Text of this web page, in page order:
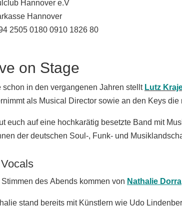
Hannover e.V
Hannover
2505 0180 0910 1826 80
on Stage
schon in den vergangenen Jahren stellt Lutz
als Musical Director sowie an den Keys
euch auf eine hochkarätig besetzte Band mit
der deutschen Soul-, Funk- und
Stimmen des Abends kommen von Nathalie Dorra
stand bereits mit Künstlern wie Udo